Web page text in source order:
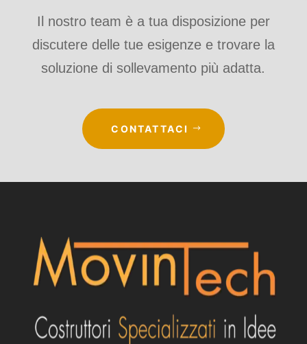
Il nostro team è a tua disposizione per
discutere delle tue esigenze e trovare la
soluzione di sollevamento più adatta.
CONTATTACI